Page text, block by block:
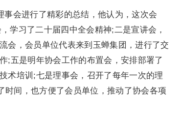
会进行了精彩的总结，他认为，这次会
学习了二十届四中全会精神;二是宣讲会，
会，会员单位代表来到玉蝉集团，进行了交
;五是明年协会工作的布置会，安排部署了
术培训;七是理事会，召开了每年一次的理
间，也方便了会员单位，推动了协会各项